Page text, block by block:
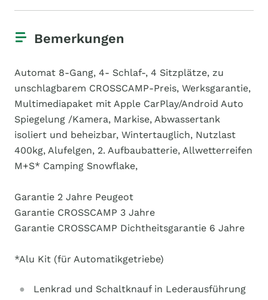
Bemerkungen
Automat 8-Gang, 4- Schlaf-, 4 Sitzplätze, zu
unschlagbarem CROSSCAMP-Preis, Werksgarantie,
Multimediapaket mit Apple CarPlay/Android Auto
Spiegelung /Kamera, Markise, Abwassertank
isoliert und beheizbar, Wintertauglich, Nutzlast
400kg, Alufelgen, 2. Aufbaubatterie, Allwetterreifen
M+S* Camping Snowflake,
Garantie 2 Jahre Peugeot
Garantie CROSSCAMP 3 Jahre
Garantie CROSSCAMP Dichtheitsgarantie 6 Jahre
*Alu Kit (für Automatikgetriebe)
Lenkrad und Schaltknauf in Lederausführung